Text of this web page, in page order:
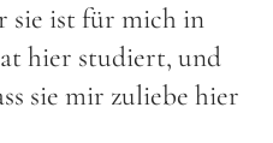
sie ist für mich in
hier studiert, und
sie mir zuliebe hier